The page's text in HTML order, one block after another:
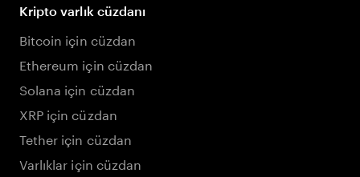
Kripto varlık cüzdanı
Bitcoin için cüzdan
Ethereum için cüzdan
Solana için cüzdan
XRP için cüzdan
Tether için cüzdan
Varlıklar için cüzdan